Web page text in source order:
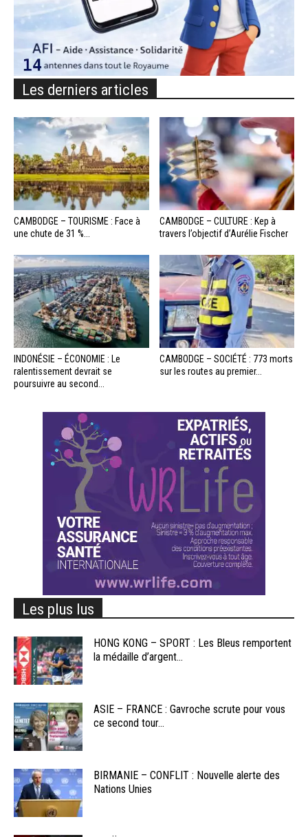
Les derniers articles
CAMBODGE – TOURISME : Face à
une chute de 31 %...
CAMBODGE – CULTURE : Kep à
travers l’objectif d’Aurélie Fischer
INDONÉSIE – ÉCONOMIE : Le
ralentissement devrait se
poursuivre au second...
CAMBODGE – SOCIÉTÉ : 773 morts
sur les routes au premier...
Les plus lus
HONG KONG – SPORT : Les Bleus remportent
la médaille d’argent...
ASIE – FRANCE : Gavroche scrute pour vous
ce second tour...
BIRMANIE – CONFLIT : Nouvelle alerte des
Nations Unies